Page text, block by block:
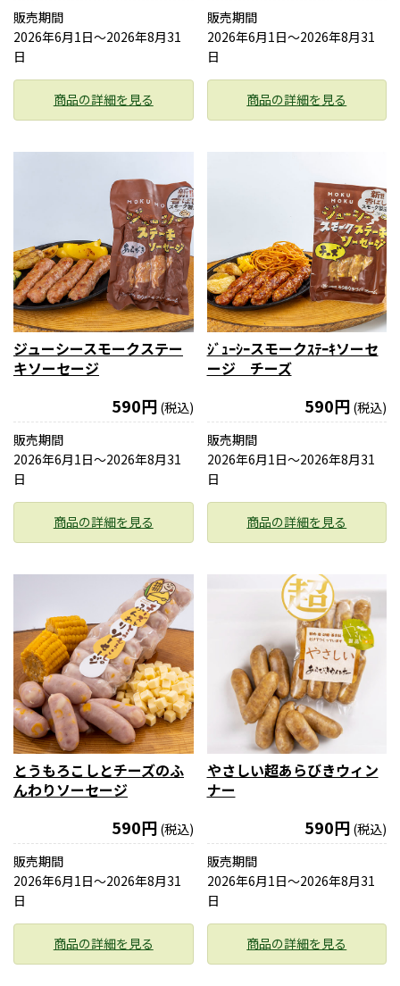
販売期間
2026年6月1日〜2026年8月31
日
商品の詳細を見る
販売期間
2026年6月1日〜2026年8月31
日
商品の詳細を見る
ジューシースモークステー
キソーセージ
590円 (税込)
販売期間
2026年6月1日〜2026年8月31
日
商品の詳細を見る
ｼﾞｭｰｼｰスモークｽﾃｰｷソーセ
ージ チーズ
590円 (税込)
販売期間
2026年6月1日〜2026年8月31
日
商品の詳細を見る
とうもろこしとチーズのふ
んわりソーセージ
590円 (税込)
販売期間
2026年6月1日〜2026年8月31
日
商品の詳細を見る
やさしい超あらびきウィン
ナー
590円 (税込)
販売期間
2026年6月1日〜2026年8月31
日
商品の詳細を見る